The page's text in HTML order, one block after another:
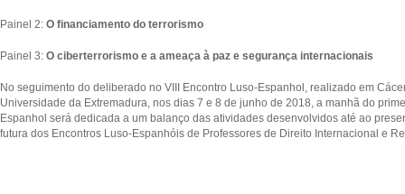
Painel 2: O financiamento do terrorismo
Painel 3: O ciberterrorismo e a ameaça à paz e segurança internacionais
No seguimento do deliberado no VIII Encontro Luso-Espanhol, realizado em
Universidade da Extremadura, nos dias 7 e 8 de junho de 2018, a manhã do
Espanhol será dedicada a um balanço das atividades desenvolvidos até ao
futura dos Encontros Luso-Espanhóis de Professores de Direito Internacional e